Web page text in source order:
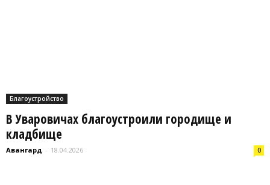
Благоустройство
В Уваровичах благоустроили городище и
кладбище
Авангард - 18.04.2026 0